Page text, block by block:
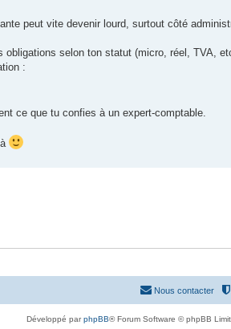
peut vite devenir lourd, surtout côté
selon ton statut (micro, réel, TVA,
:
ce que tu confies à un expert-comptable.
Nous contacter
Développé parphpBB® Forum Software © phpBB